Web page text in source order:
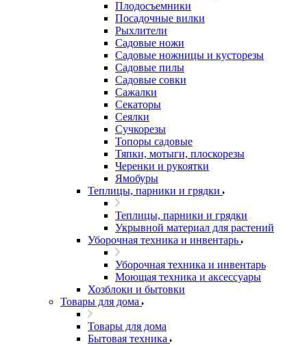
Плодосъемники
Посадочные вилки
Рыхлители
Садовые ножи
Садовые ножницы и кусторезы
Садовые пилы
Садовые совки
Сажалки
Секаторы
Сеялки
Сучкорезы
Топоры садовые
Тяпки, мотыги, плоскорезы
Черенки и рукоятки
Ямобуры
Теплицы, парники и грядки
Теплицы, парники и грядки
Укрывной материал для растений
Уборочная техника и инвентарь
Уборочная техника и инвентарь
Моющая техника и аксессуары
Хозблоки и бытовки
Товары для дома
Товары для дома
Бытовая техника